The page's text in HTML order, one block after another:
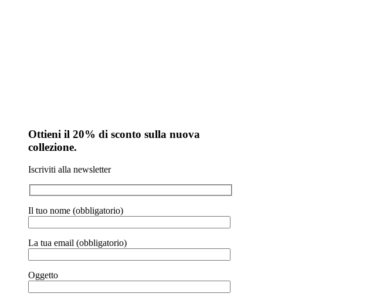
Ottieni il 20% di sconto sulla nuova
collezione.
Iscriviti alla newsletter
Il tuo nome (obbligatorio)
La tua email (obbligatorio)
Oggetto